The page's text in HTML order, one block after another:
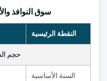
سوق النوافذ
النقطة الرئيسية
حجم
السنة الأساسية